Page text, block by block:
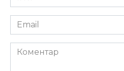
*
Email
*
Коментар